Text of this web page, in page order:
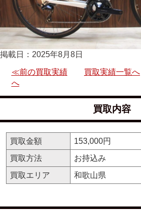
掲載日：2025年8月8日
≪前の買取実績
へ
買取実績一覧へ
買取内容
買取金額
153,000円
買取方法
お持込み
買取エリア
和歌山県